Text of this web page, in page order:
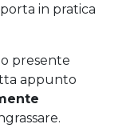
in pratica
presente
appunto